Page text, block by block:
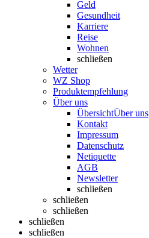
Geld
Gesundheit
Karriere
Reise
Wohnen
schließen
Wetter
WZ Shop
Produktempfehlung
Über uns
ÜbersichtÜber uns
Kontakt
Impressum
Datenschutz
Netiquette
AGB
Newsletter
schließen
schließen
schließen
schließen
schließen